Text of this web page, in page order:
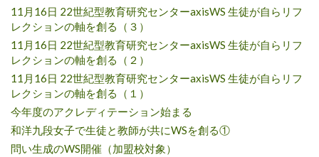
11月16日 22世紀型教育研究センターaxisWS 生徒が自らリフ
レクションの軸を創る（３）
11月16日 22世紀型教育研究センターaxisWS 生徒が自らリフ
レクションの軸を創る（２）
11月16日 22世紀型教育研究センターaxisWS 生徒が自らリフ
レクションの軸を創る（１）
今年度のアクレディテーション始まる
和洋九段女子で生徒と教師が共にWSを創る①
問い生成のWS開催（加盟校対象）